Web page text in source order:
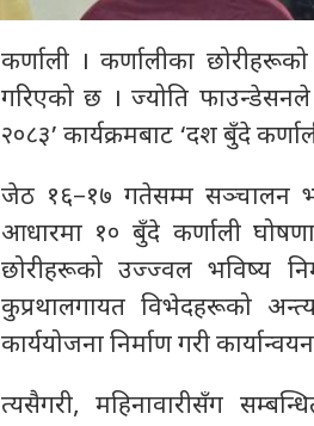
कर्णाली । कर्णालीका
गरिएको छ । ज्योति फाउन्डेसनले
२०८३’ कार्यक्रमबाट ‘दश बुँदे
जेठ १६–१७ गतेसम्म सञ्चालन
आधारमा १० बुँदे कर्णाली
छोरीहरूको उज्ज्वल भविष्य
कुप्रथालगायत विभेदहरूको
कार्ययोजना निर्माण गरी
त्यसैगरी, महिनावारीसँग